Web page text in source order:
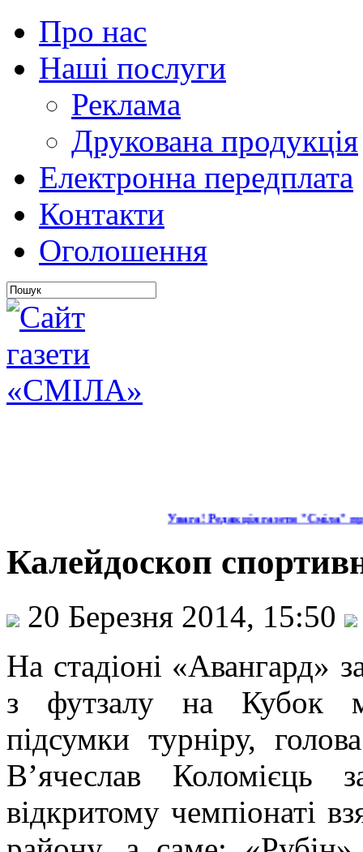
Про нас
Наші послуги
Реклама
Друкована продукція
Електронна передплата
Контакти
Оголошення
Увага! Редакція газети "Сміла"
Калейдоскоп
20 Березня 2014, 15:50
На стадіоні «Авангард»
з футзалу на Кубок
підсумки турніру,
В’ячеслав
відкритому чемпіонаті